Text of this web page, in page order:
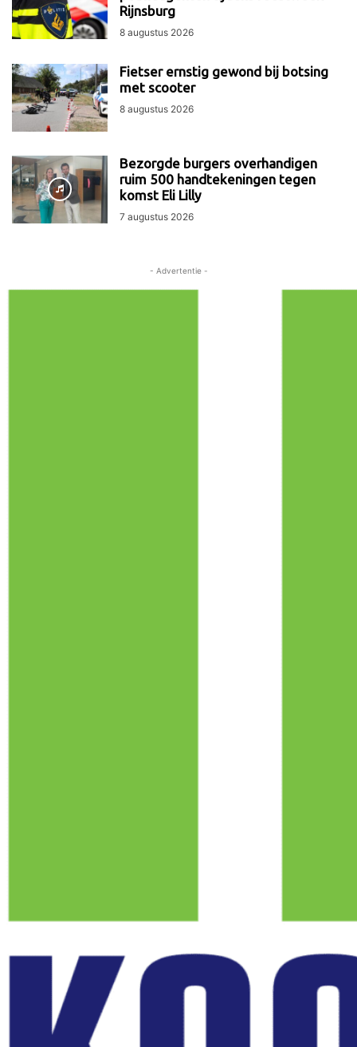
Rijnsburg
8 augustus 2026
Fietser ernstig gewond bij botsing
met scooter
8 augustus 2026
Bezorgde burgers overhandigen
ruim 500 handtekeningen tegen
komst Eli Lilly
7 augustus 2026
- Advertentie -